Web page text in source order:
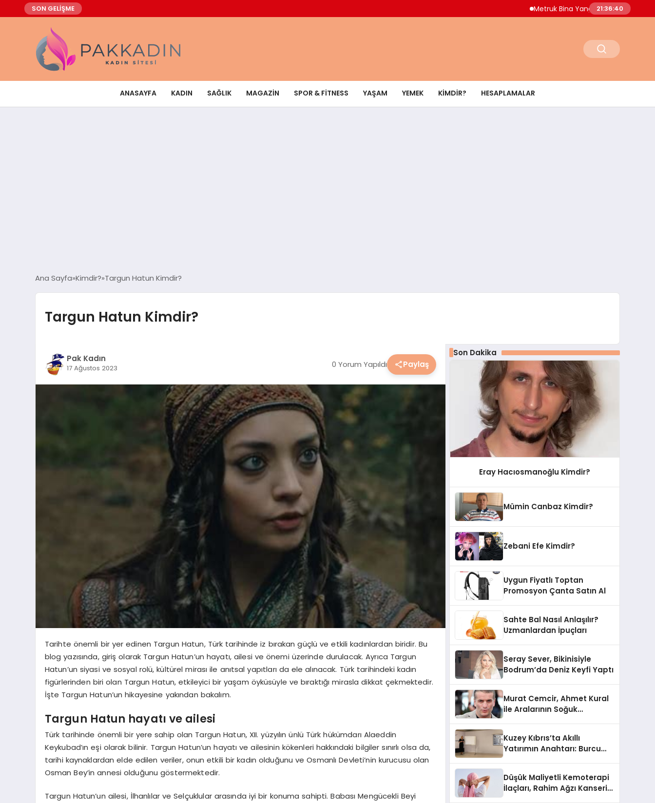
SON GELİŞME Metruk Bina Yangını Adnan Menderes
21:36:41
ANASAYFA KADIN SAĞLIK MAGAZIN SPOR & FITNESS YAŞAM YEMEK KIMDIR? HESAPLAMALAR
Ana Sayfa Kimdir? Targun Hatun Kimdir?
Targun Hatun Kimdir?
Pak Kadın
17 Ağustos 2023 0 Yorum Yapıldı Paylaş
Tarihte önemli bir yer edinen Targun Hatun, Türk tarihinde iz bırakan güçlü ve etkili kadınlardan biridir. Bu
blog yazısında, giriş olarak Targun Hatun’un hayatı, ailesi ve önemi üzerinde durulacak. Ayrıca Targun
Hatun’un siyasi ve sosyal rolü, kültürel mirası ile anıtsal yapıtları da ele alınacak. Türk tarihindeki kadın
figürlerinden biri olan Targun Hatun, etkileyici bir yaşam öyküsüyle ve bıraktığı mirasla dikkat çekmektedir.
İşte Targun Hatun’un hikayesine yakından bakalım.
Targun Hatun hayatı ve ailesi
Türk tarihinde önemli bir yere sahip olan Targun Hatun, XII. yüzyılın ünlü Türk hükümdarı Alaeddin
Keykubad’ın eşi olarak bilinir. Targun Hatun’un hayatı ve ailesinin kökenleri hakkındaki bilgiler sınırlı olsa da,
tarihi kaynaklardan elde edilen veriler, onun etkili bir kadın olduğunu ve Osmanlı Devleti’nin kurucusu olan
Osman Bey’in annesi olduğunu göstermektedir.
Targun Hatun’un ailesi, İlhanlılar ve Selçuklular arasında iyi bir konuma sahipti. Babası Mengücekli Beyi
Son Dakika
Eray Hacıosmanoğlu Kimdir?
Mümin Canbaz Kimdir?
Zebani Efe Kimdir?
Uygun Fiyatlı Toptan
Promosyon Çanta Satın Al
Sahte Bal Nasıl Anlaşılır?
Uzmanlardan İpuçları
Seray Sever, Bikinisiyle
Bodrum’da Deniz Keyfi Yaptı
Murat Cemcir, Ahmet Kural
ile Aralarının Soğuk
Kuzey Kıbrıs’ta Akıllı
Yatırımın Anahtarı: Burcu
Düşük Maliyetli Kemoterapi
İlaçları, Rahim Ağzı Kanseri